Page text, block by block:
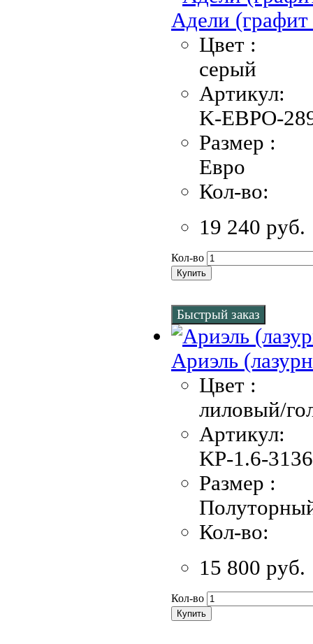
Адели
Цвет :
серый
Артикул:
K-EBPO-
Размер :
Евро
Кол-во:
19 240 руб.
Кол-во
Купить
Быстрый заказ
Ариэль
Цвет :
лиловый/
Артикул:
KP-1.6-
Размер :
Кол-во:
15 800 руб.
Кол-во
Купить